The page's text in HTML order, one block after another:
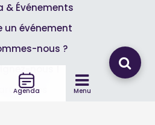
Agenda Menu
& Événements
un événement
nous ?
nous !